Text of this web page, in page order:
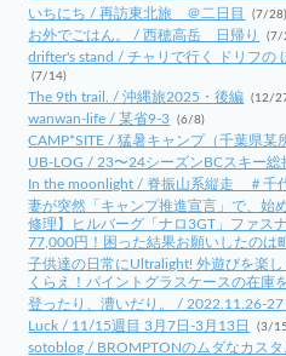
いちにち / 再訪東北旅 ＠二日目 (7/28)
お外でごはん。 / 西穂高岳 日帰り (7/
drifter's stand / チャリで行く ドリフの
(7/14)
The 9th trail. / 沖縄旅2025・後編 (12/
wanwan-life / 某省9-3 (6/8)
CAMP*SITE / 猛暑キャンプ（千葉県某
UB-LOG / 23〜24シーズンBCスキー総
In the moonlight / 脊振山系縦走 ＃千
妻が突然「キャンプ推進宣言」で、始
修理】ヒルバーグ「ナロ3GT」ファス
77,000円！困った結果お願いしたのは
子供達の日常にUltralight! 外遊びを楽
くらえ！パイントグラスケースの在庫
登ったり、漕いだり。 / 2022.11.26-
Luck / 11/15週目 3月7日-3月13日 (3/
sotoblog / BROMPTONのムダなカス